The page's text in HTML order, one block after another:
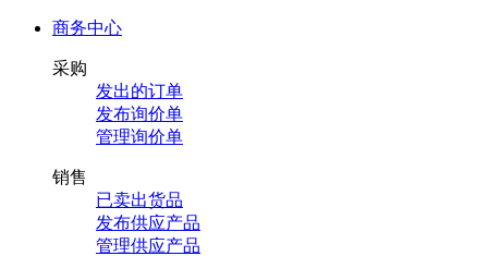
商务中心
采购
发出的订单
发布询价单
管理询价单
销售
已卖出货品
发布供应产品
管理供应产品